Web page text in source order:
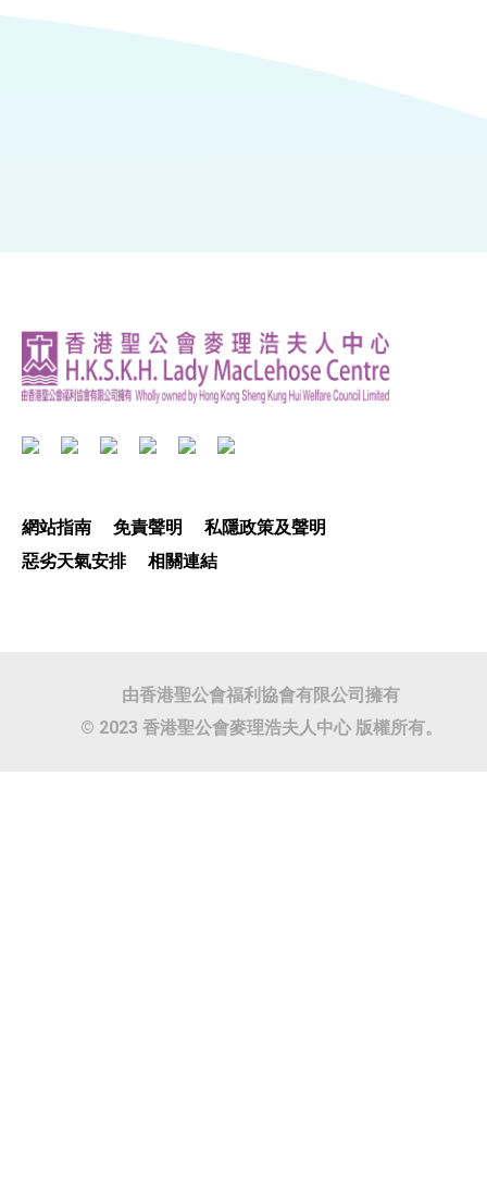
網站指南 免責聲明
私隱政策及聲明
惡劣天氣安排
相關連結
由香港聖公會福利協會有限公司擁有
© 2023 香港聖公會麥理浩夫人中心 版權所有。